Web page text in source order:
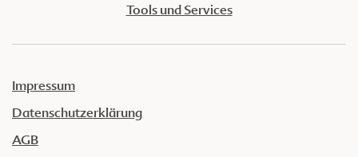
Tools und Services
Impressum
Datenschutzerklärung
AGB